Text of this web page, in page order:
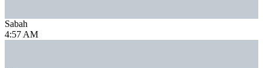
Sabah
4:57 AM